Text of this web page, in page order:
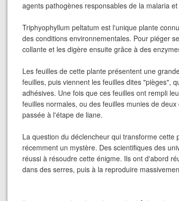
agents pathogènes responsables de la malaria
Triphyophyllum peltatum est l'unique plante
des conditions environnementales. Pour piéger
collante et les digère ensuite grâce à des
Les feuilles de cette plante présentent une
feuilles, puis viennent les feuilles dites "pièges",
adhésives. Une fois que ces feuilles ont rempli
feuilles normales, ou des feuilles munies de
passée à l'étape de liane.
La question du déclencheur qui transforme cette
récemment un mystère. Des scientifiques des
réussi à résoudre cette énigme. Ils ont d'abord
dans des serres, puis à la reproduire